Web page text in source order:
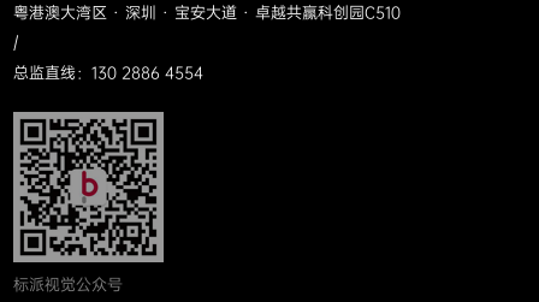
粤港澳大湾区 · 深圳 · 宝安大道 · 卓越共赢科创园C510
/
总监直线：130 2886 4554
标派视觉公众号